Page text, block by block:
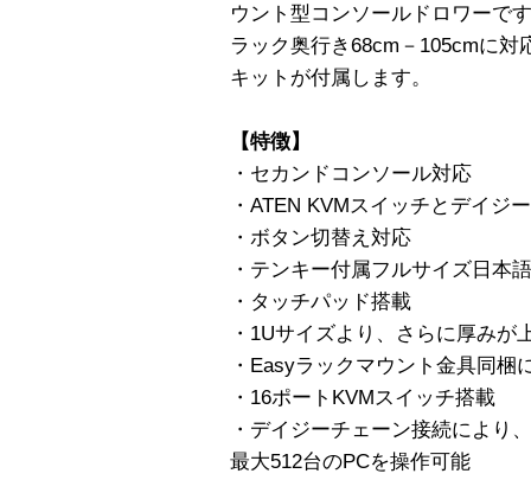
ウント型コンソールドロワーで
ラック奥行き68cm－105cmに
キットが付属します。
【特徴】
・セカンドコンソール対応
・ATEN KVMスイッチとデイジ
・ボタン切替え対応
・テンキー付属フルサイズ日本
・タッチパッド搭載
・1Uサイズより、さらに厚みが
・Easyラックマウント金具同梱
・16ポートKVMスイッチ搭載
・デイジーチェーン接続により
最大512台のPCを操作可能